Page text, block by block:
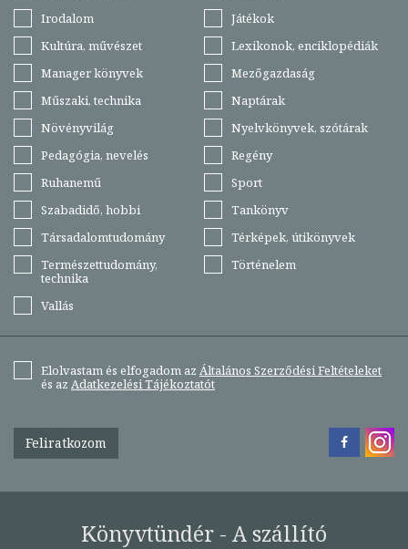
Irodalom
Játékok
Kultúra, művészet
Lexikonok, enciklopédiák
Manager könyvek
Mezőgazdaság
Műszaki, technika
Naptárak
Növényvilág
Nyelvkönyvek, szótárak
Pedagógia, nevelés
Regény
Ruhanemű
Sport
Szabadidő, hobbi
Tankönyv
Társadalomtudomány
Térképek, útikönyvek
Természettudomány,
technika
Történelem
Vallás
Elolvastam és elfogadom az Általános Szerződési Feltételeket
és az Adatkezelési Tájékoztatót
Feliratkozom
Könyvtündér - A szállító